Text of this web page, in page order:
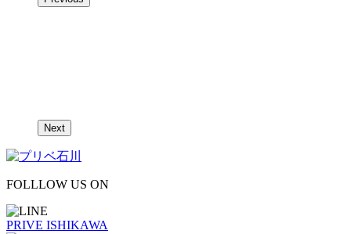
Next
FOLLLOW US ON
PRIVE ISHIKAWA